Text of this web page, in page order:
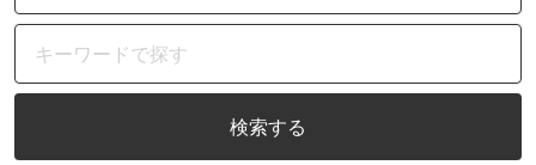
検索する